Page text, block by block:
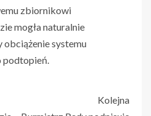
zbiornikowi
mogła naturalnie
obciążenie systemu
podtopień.
Kolejna